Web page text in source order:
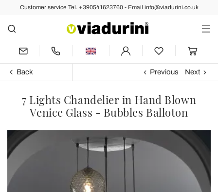
Customer service Tel. +390541623760 - Email info@viadurini.co.uk
Back Previous Next
7 Lights Chandelier in Hand Blown
Venice Glass - Bubbles Balloton